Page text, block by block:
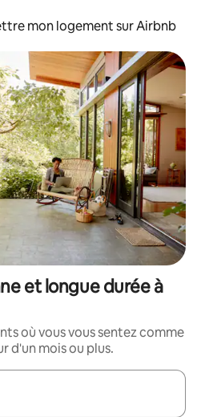
mon logement sur Airbnb
et longue durée à
où vous vous sentez comme
d'un mois ou plus.
utilisez les flèches vers le